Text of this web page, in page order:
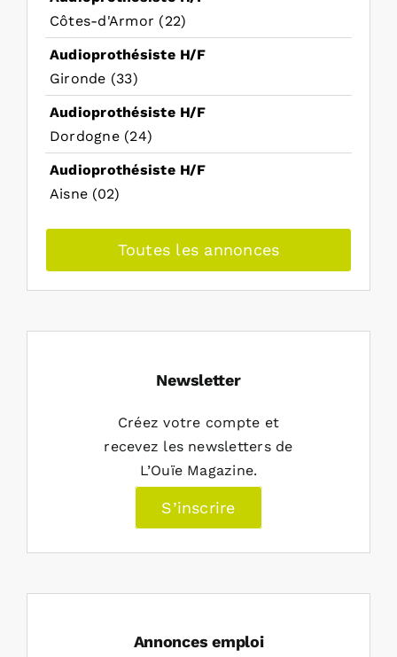
Côtes-d'Armor (22)
Audioprothésiste H/F
Gironde (33)
Audioprothésiste H/F
Dordogne (24)
Audioprothésiste H/F
Aisne (02)
Toutes les annonces
Newsletter
Créez votre compte et
recevez les newsletters de
L’Ouïe Magazine.
S’inscrire
Annonces emploi